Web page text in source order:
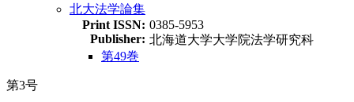
北大法学論集
Print ISSN: 0385-5953
Publisher: 北海道大学大学院法学研究科
第49巻
第3号